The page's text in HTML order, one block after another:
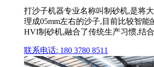
打沙子机器专业名称叫制砂机,是将
理成05mm左右的沙子,目前比较智能
HVI制砂机,融合了传统生产习惯,结
联系电话: 180 3780 8511